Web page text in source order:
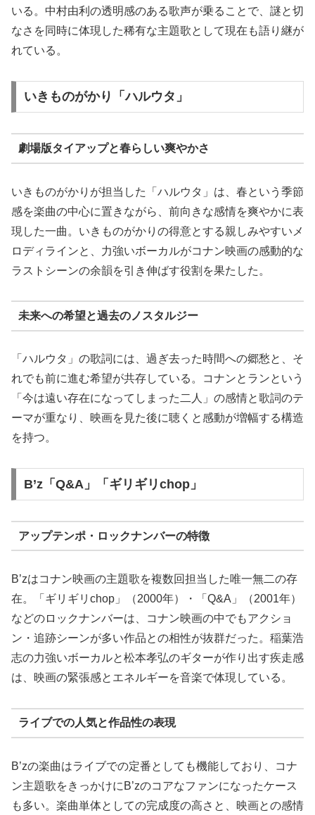
いる。中村由利の透明感のある歌声が乗ることで、謎と切
なさを同時に体現した稀有な主題歌として現在も語り継が
れている。
いきものがかり「ハルウタ」
劇場版タイアップと春らしい爽やかさ
いきものがかりが担当した「ハルウタ」は、春という季節
感を楽曲の中心に置きながら、前向きな感情を爽やかに表
現した一曲。いきものがかりの得意とする親しみやすいメ
ロディラインと、力強いボーカルがコナン映画の感動的な
ラストシーンの余韻を引き伸ばす役割を果たした。
未来への希望と過去のノスタルジー
「ハルウタ」の歌詞には、過ぎ去った時間への郷愁と、そ
れでも前に進む希望が共存している。コナンとランという
「今は遠い存在になってしまった二人」の感情と歌詞のテ
ーマが重なり、映画を見た後に聴くと感動が増幅する構造
を持つ。
B’z「Q&A」「ギリギリchop」
アップテンポ・ロックナンバーの特徴
B’zはコナン映画の主題歌を複数回担当した唯一無二の存
在。「ギリギリchop」（2000年）・「Q&A」（2001年）
などのロックナンバーは、コナン映画の中でもアクショ
ン・追跡シーンが多い作品との相性が抜群だった。稲葉浩
志の力強いボーカルと松本孝弘のギターが作り出す疾走感
は、映画の緊張感とエネルギーを音楽で体現している。
ライブでの人気と作品性の表現
B’zの楽曲はライブでの定番としても機能しており、コナ
ン主題歌をきっかけにB’zのコアなファンになったケース
も多い。楽曲単体としての完成度の高さと、映画との感情